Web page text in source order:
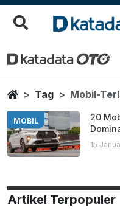
Mobil
Berita Terbaru
HomeTag Mobil-
MOBIL
20
15
Artikel Terpopuler